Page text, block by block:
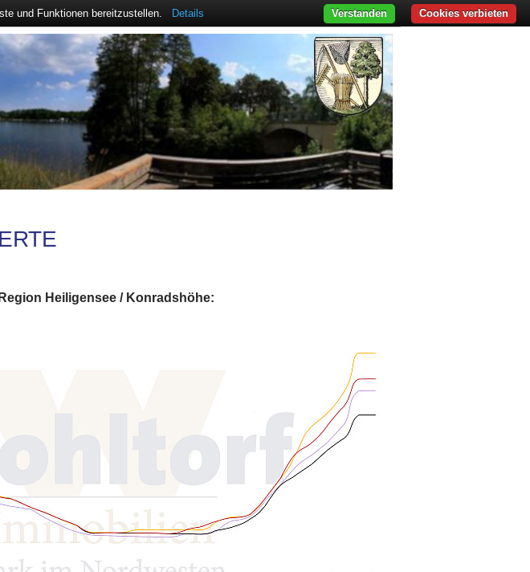
Heiligensee / Konradshöhe:
und Funktionen bereitzustellen. Details Cookies verbieten
Verstanden